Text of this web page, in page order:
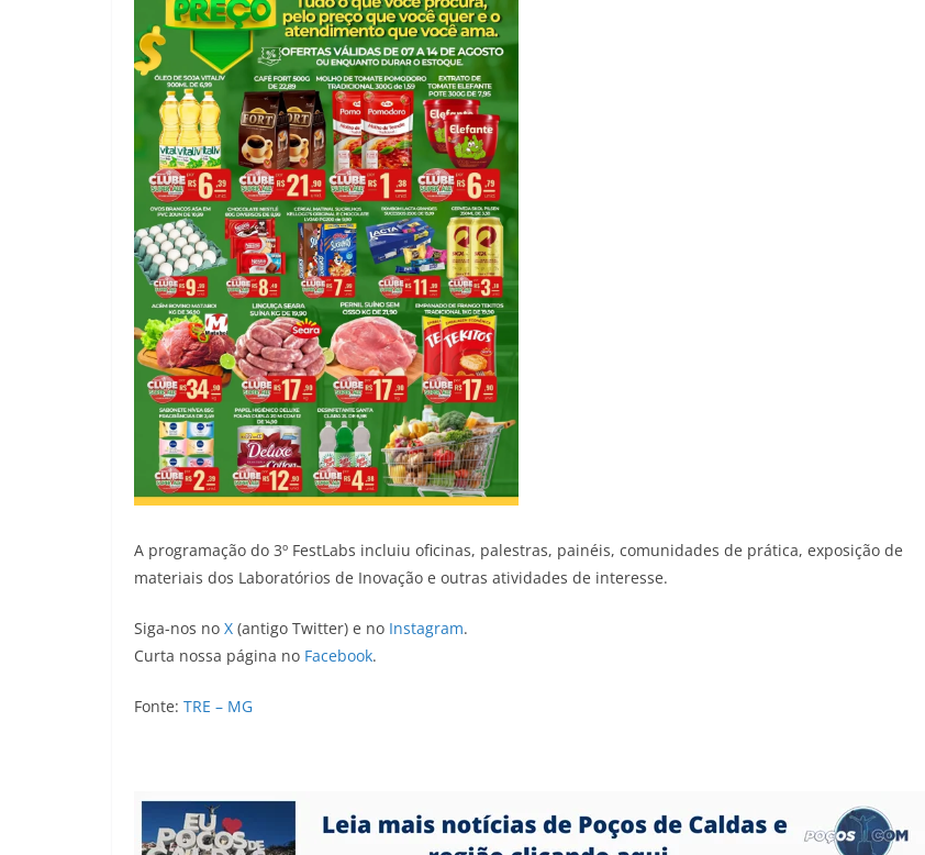
A programação do 3º FestLabs incluiu oficinas, palestras, painéis, comunidades de prática, exposição de
materiais dos Laboratórios de Inovação e outras atividades de interesse.
Siga-nos no X (antigo Twitter) e no Instagram.
Curta nossa página no Facebook.
Fonte: TRE – MG